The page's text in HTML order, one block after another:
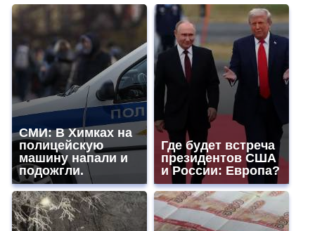
СМИ: В Химках на
полицейскую
машину напали и
подожгли.
Где будет встреча
президентов США
и России: Европа?